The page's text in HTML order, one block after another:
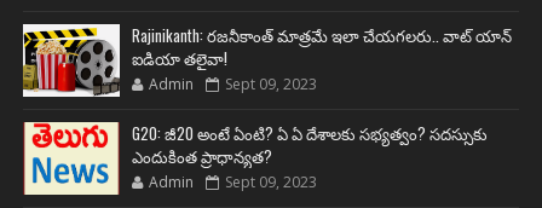
Rajinikanth: రజనీకాంత్ మాత్రమే ఇలా చేయగలరు.. వాట్ యాన్
ఐడియా తలైవా!
Admin Sept 09, 2023
G20: జీ20 అంటే ఏంటి? ఏ ఏ దేశాలకు సభ్యత్వం? సదస్సుకు
ఎందుకింత ప్రాధాన్యత?
Admin Sept 09, 2023